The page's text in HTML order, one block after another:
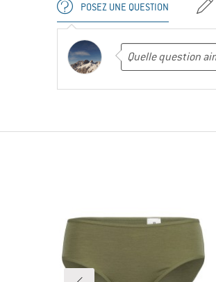
POSEZ UNE QUESTION